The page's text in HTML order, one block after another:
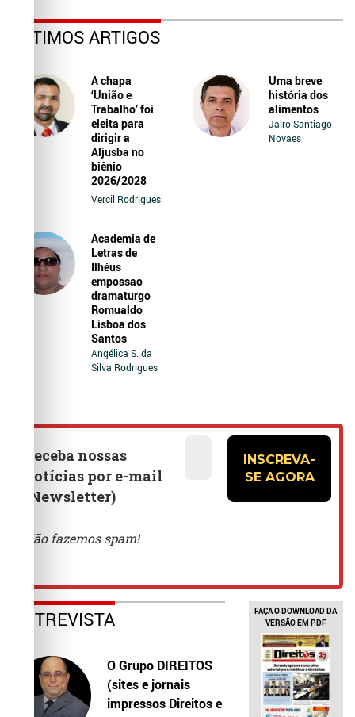
ÚLTIMOS ARTIGOS
A chapa
‘União e
Trabalho’ foi
eleita para
dirigir a
Aljusba no
biênio
2026/2028
Vercil Rodrigues
Uma breve
história dos
alimentos
Jairo Santiago
Novaes
Academia de
Letras de
Ilhéus
empossao
dramaturgo
Romualdo
Lisboa dos
Santos
Angélica S. da
Silva Rodrigues
ENTREVISTA
O Grupo DIREITOS
(sites e jornais
impressos Direitos e
FAÇA O DOWNLOAD DA
VERSÃO EM PDF